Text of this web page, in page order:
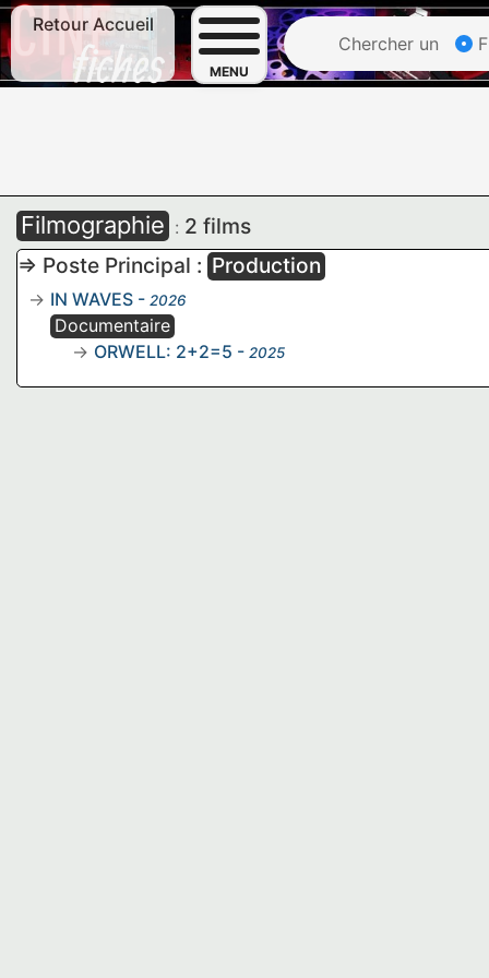
Retour Accueil
MENU
Chercher un
Filmographie : 2 films
=> Poste Principal : Production
IN WAVES - 2026
Documentaire
ORWELL: 2+2=5 - 2025